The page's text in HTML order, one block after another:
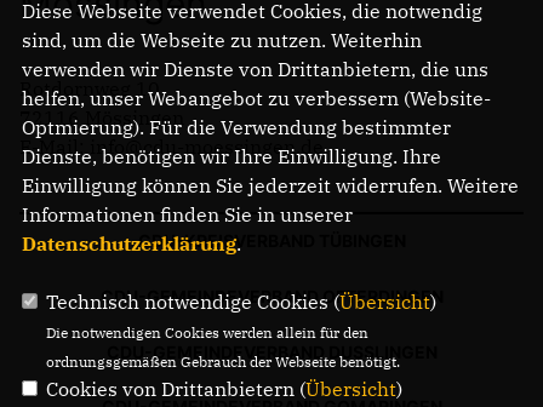
Rotdornweg 10
72116 Mössingen
E-Mail: info@cdu-moessingen.de
CDU-KREISVERBAND TÜBINGEN
CDU-GEMEINDEVERBAND OFTERDINGEN
CDU-GEMEINDEVERBAND DUSSLINGEN
Diese Webseite verwendet Cookies, die notwendig
sind, um die Webseite zu nutzen. Weiterhin
verwenden wir Dienste von Drittanbietern, die uns
helfen, unser Webangebot zu verbessern (Website-
Optmierung). Für die Verwendung bestimmter
Dienste, benötigen wir Ihre Einwilligung. Ihre
Einwilligung können Sie jederzeit widerrufen. Weitere
Informationen finden Sie in unserer
Datenschutzerklärung.
Technisch notwendige Cookies (Übersicht)
Die notwendigen Cookies werden allein für den
ordnungsgemäßen Gebrauch der Webseite benötigt.
Cookies von Drittanbietern (Übersicht)